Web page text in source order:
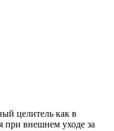
целитель как в
при внешнем уходе за